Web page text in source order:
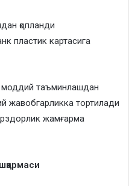
қопланди
пластик картасига
моддий таъминлашдан
жавобгарликка тортилади
жамғарма